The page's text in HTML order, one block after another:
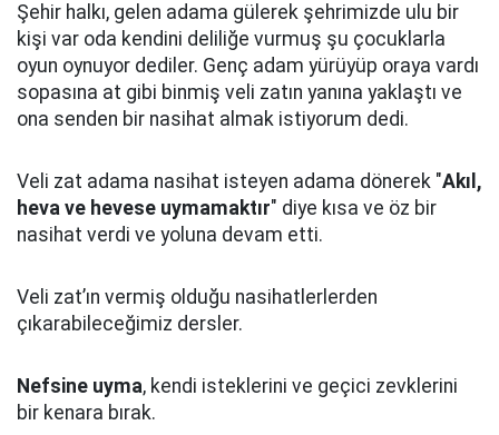
Şehir halkı, gelen adama gülerek şehrimizde ulu bir
kişi var oda kendini deliliğe vurmuş şu çocuklarla
oyun oynuyor dediler. Genç adam yürüyüp oraya vardı
sopasına at gibi binmiş veli zatın yanına yaklaştı ve
ona senden bir nasihat almak istiyorum dedi.
Veli zat adama nasihat isteyen adama dönerek "Akıl,
heva ve hevese uymamaktır" diye kısa ve öz bir
nasihat verdi ve yoluna devam etti.
Veli zat’ın vermiş olduğu nasihatlerlerden
çıkarabileceğimiz dersler.
Nefsine uyma, kendi isteklerini ve geçici zevklerini
bir kenara bırak.